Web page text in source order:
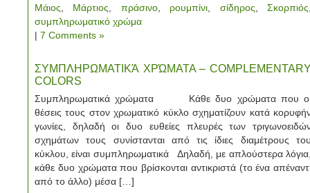
Μάιος
Μάρτιος πράσινο,ρουμπίνι σίδηρος ,Σκορπιός
συμπληρωματικό χρώμα
| 7 Comments »
ΣΥΜΠΛΗΡΩΜΑΤΙΚΆ ΧΡΏΜΑΤΑ –
COLORS
Συμπληρωματικά χρώματα Κάθε δυο χρώματα που
θέσεις τους στον χρωματικό κύκλο σχηματίζουν κατά
γωνίες, δηλαδή οι δυο ευθείες πλευρές των
σχημάτων τους συνίστανται από τις ίδιες διαμέτρους
κύκλου, είναι συμπληρωματικά Δηλαδή, με απλούστερα
κάθε δυο χρώματα που βρίσκονται αντικριστά (το ένα
από το άλλο) μέσα […]